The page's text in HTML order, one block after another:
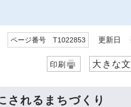
ページ番号 T1022853 更新日
印刷 大きな
されるまちづくり